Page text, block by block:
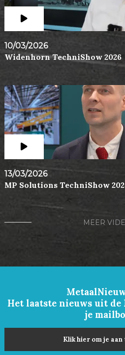
10/03/2026
Widenhorn TechniShow 2026
13/03/2026
MP Solutions TechniShow
MEER
Het laatste nieuws uit de
je
Klik hier om je